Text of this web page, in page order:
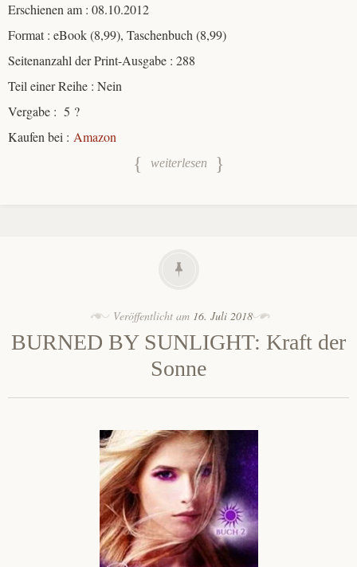
Erschienen am : 08.10.2012
Format : eBook (8,99), Taschenbuch (8,99)
Seitenanzahl der Print-Ausgabe : 288
Teil einer Reihe : Nein
Vergabe : 5 ?
Kaufen bei : Amazon
weiterlesen
Veröffentlicht am 16. Juli 2018
BURNED BY SUNLIGHT: Kraft der
Sonne